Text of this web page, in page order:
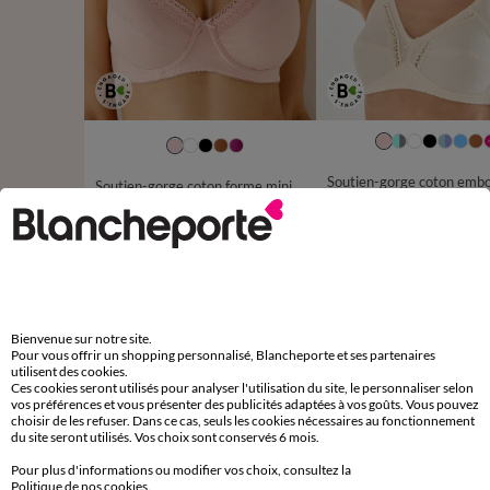
Soutien-gorge coton forme minimiseur avec armatures - lot de 2
41,99 € les 2
Maxi culotte Lot de culottes
Paiement 100% sécurisé
Bienvenue sur notre site.
Pour vous offrir un shopping personnalisé, Blancheporte et ses partenaires
utilisent des cookies.
Ces cookies seront utilisés pour analyser l'utilisation du site, le personnaliser selon
vos préférences et vous présenter des publicités adaptées à vos goûts. Vous pouvez
choisir de les refuser. Dans ce cas, seuls les cookies nécessaires au fonctionnement
du site seront utilisés. Vos choix sont conservés 6 mois.
Pour plus d'informations ou modifier vos choix, consultez la
Politique de nos cookies.